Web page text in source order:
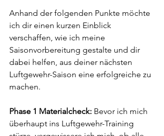
Anhand der folgenden Punkte möchte
ich dir einen kurzen Einblick
verschaffen, wie ich meine
Saisonvorbereitung gestalte und dir
dabei helfen, aus deiner nächsten
Luftgewehr-Saison eine erfolgreiche zu
machen.
Phase 1 Materialcheck: Bevor ich mich
überhaupt ins Luftgewehr-Training